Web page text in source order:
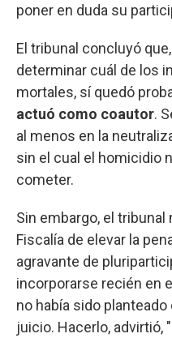
poner en duda su
El tribunal concluyó
determinar cuál de los
mortales, sí quedó
actuó como coautor.
al menos en la
sin el cual el homicidio
cometer.
Sin embargo, el tribunal
Fiscalía de elevar la
agravante de
incorporarse recién en
no había sido
juicio. Hacerlo, advirtió,